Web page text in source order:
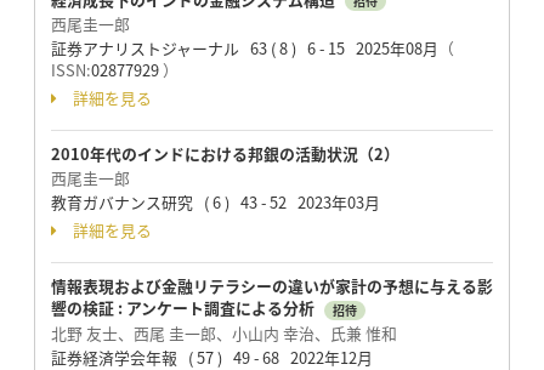
西尾圭一郎
証券アナリストジャーナル 63 ( 8 ) 6 - 15 2025年08月 （
ISSN:02877929）
詳細を見る
2010年代のインドにおける邦銀の活動状況（2）
西尾圭一郎
教育ガバナンス研究 ( 6 ) 43 - 52 2023年03月
詳細を見る
情報表現および金融リテラシーの違いが家計の予想に与える影
響の検証 : アンケート調査による分析
招待
北野 友士、西尾 圭一郎、小山内 幸治、氏兼 惟和
証券経済学会年報 ( 57 ) 49 - 68 2022年12月